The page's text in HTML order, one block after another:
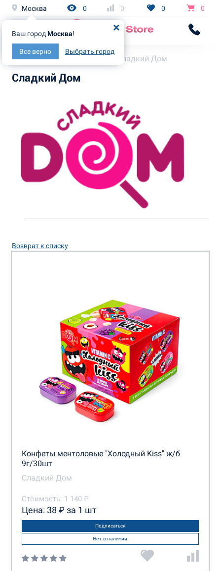
Москва
Ваш город Москва!
Все верно Выбрать город
0 0 0 0
Главная Бренды Сладкий Дом
Сладкий Дом
Возврат к списку
Конфеты ментоловые "Холодный Kiss" ж/б
9г/30шт
Сладкий Дом
Стоимость: 1 140 ₽
Цена: 38 ₽ за 1 шт
Подписаться
Нет в наличии